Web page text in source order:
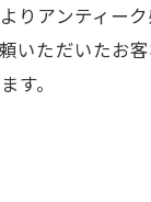
りアンティー
いただいたお
す。